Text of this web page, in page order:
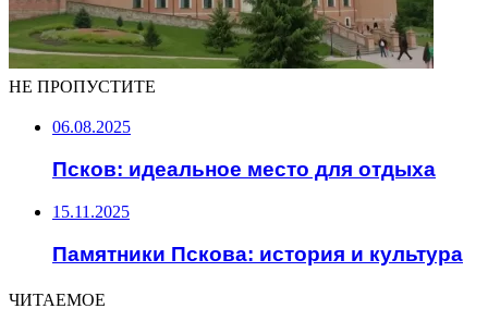
НЕ ПРОПУСТИТЕ
06.08.2025
Псков: идеальное место для отдыха
15.11.2025
Памятники Пскова: история и культура
ЧИТАЕМОЕ